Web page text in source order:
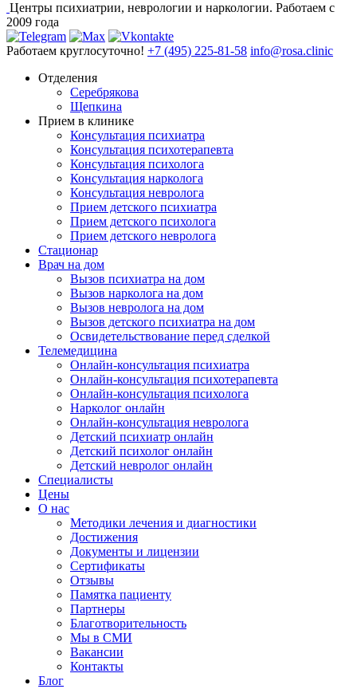
Центры психиатрии, неврологии и наркологии. Работаем с
2009 года
Работаем круглосуточно! +7 (495) 225-81-58 info@rosa.clinic
Отделения
Серебрякова
Щепкина
Прием в клинике
Консультация психиатра
Консультация психотерапевта
Консультация психолога
Консультация нарколога
Консультация невролога
Прием детского психиатра
Прием детского психолога
Прием детского невролога
Стационар
Врач на дом
Вызов психиатра на дом
Вызов нарколога на дом
Вызов невролога на дом
Вызов детского психиатра на дом
Освидетельствование перед сделкой
Телемедицина
Онлайн-консультация психиатра
Онлайн-консультация психотерапевта
Онлайн-консультация психолога
Нарколог онлайн
Онлайн-консультация невролога
Детский психиатр онлайн
Детский психолог онлайн
Детский невролог онлайн
Специалисты
Цены
О нас
Методики лечения и диагностики
Достижения
Документы и лицензии
Сертификаты
Отзывы
Памятка пациенту
Партнеры
Благотворительность
Мы в СМИ
Вакансии
Контакты
Блог